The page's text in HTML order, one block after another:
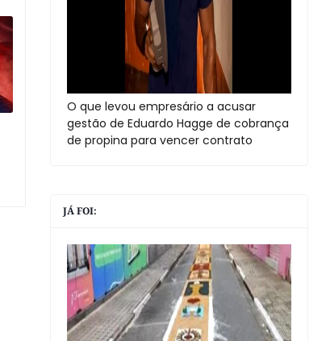
O que levou empresário a acusar
gestão de Eduardo Hagge de cobrança
de propina para vencer contrato
JÁ FOI: